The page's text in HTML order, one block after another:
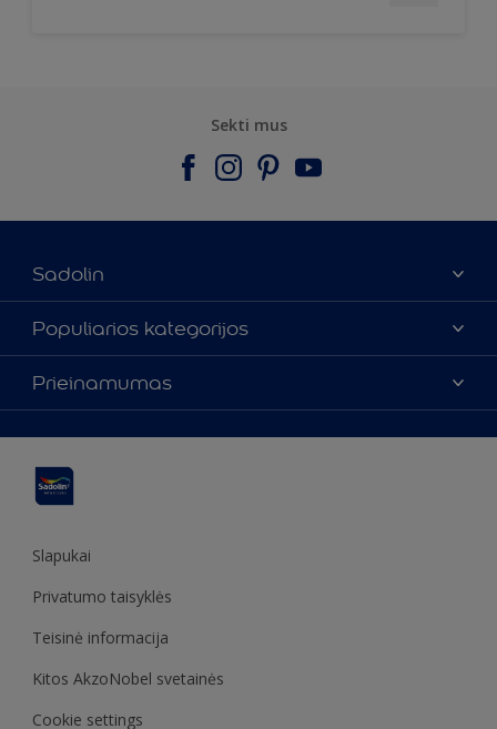
Sekti mus
Sadolin
Apie mus
Susisiekti su mumis
Rasti parduotuvę
Populiarios kategorijos
Spalvos
Produktai
Įkvėpimas
Dekoravimo patarimai
Sadolin Metų spalva
Prieinamumas
Slapukai
Privatumo taisyklės
Teisinė informacija
Kitos AkzoNobel svetainės
Cookie settings